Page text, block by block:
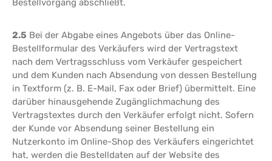
Bestellvorgang abschließt.
2.5 Bei der Abgabe eines Angebots über das Online-
Bestellformular des Verkäufers wird der Vertragstext
nach dem Vertragsschluss vom Verkäufer gespeichert
und dem Kunden nach Absendung von dessen Bestellung
in Textform (z. B. E-Mail, Fax oder Brief) übermittelt. Eine
darüber hinausgehende Zugänglichmachung des
Vertragstextes durch den Verkäufer erfolgt nicht. Sofern
der Kunde vor Absendung seiner Bestellung ein
Nutzerkonto im Online-Shop des Verkäufers eingerichtet
hat, werden die Bestelldaten auf der Website des